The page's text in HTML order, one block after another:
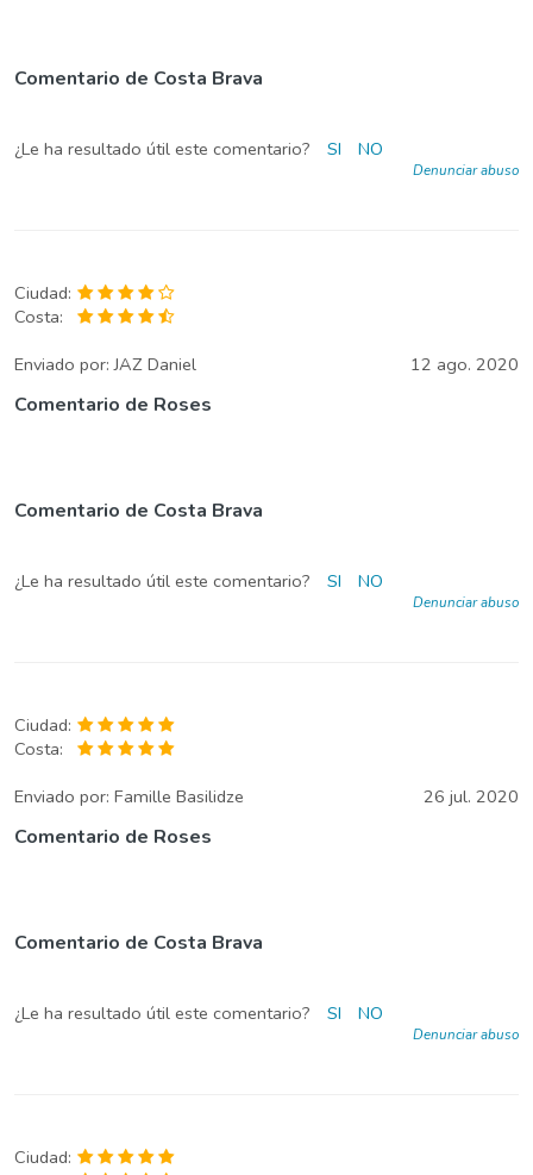
Comentario de Costa Brava
¿Le ha resultado útil este comentario? SI NO
Denunciar abuso
Ciudad:
Costa:
Enviado por:JAZ Daniel 12 ago. 2020
Comentario de Roses
Comentario de Costa Brava
¿Le ha resultado útil este comentario? SI NO
Denunciar abuso
Ciudad:
Costa:
Enviado por: Famille Basilidze 26 jul. 2020
Comentario de Roses
Comentario de Costa Brava
¿Le ha resultado útil este comentario? SI NO
Denunciar abuso
Ciudad: